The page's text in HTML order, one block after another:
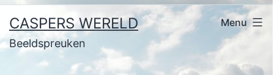
Ga
naar
de
CASPERS WERELD
Beeldspreuken
Menu